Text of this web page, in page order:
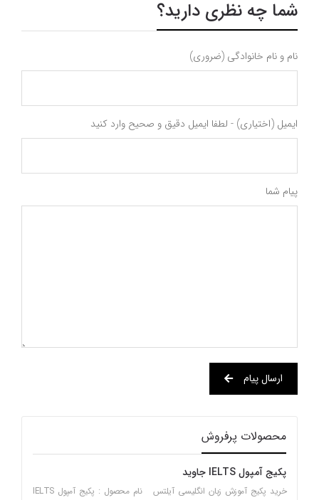
شما چه نظری دارید؟
نام و نام خانوادگی (ضروری)
ایمیل (اختیاری) - لطفا ایمیل دقیق و صحیح وارد کنید
پیام شما
ارسال پیام
محصولات پرفروش
پکیج آمپول IELTS جاوید
خرید پکیج آموزش زبان انگلیسی آیلتس نام محصول : پکیج آمپول IELTS